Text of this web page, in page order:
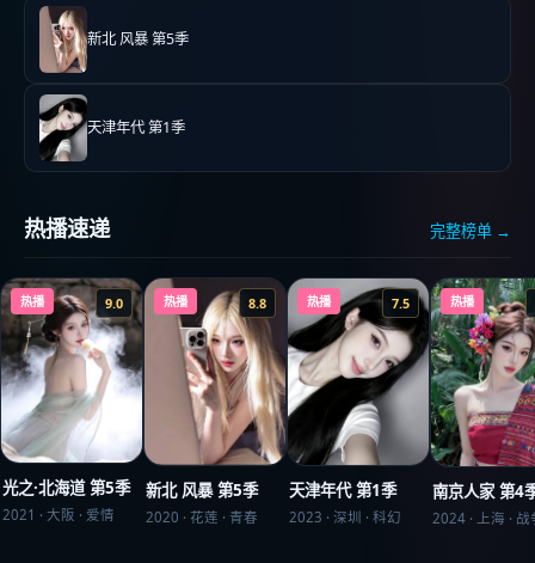
新北 风暴 第5季
天津年代 第1季
热播速递 完整榜单 →
热播 9.0
光之·北海道 第5季
2021 · 大阪 · 爱情
热播 8.8
新北 风暴 第5季
2020 · 花莲 · 青春
热播 7.5
天津年代 第1季
2023 · 深圳 · 科幻
热播
南京人家 第4
2024 · 上海 · 战